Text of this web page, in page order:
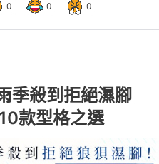
0 0 0
季殺到拒絕濕腳
款型格之選